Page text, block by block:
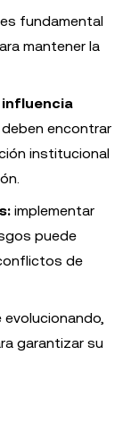
es fundamental
mantener la
encontrar
institucional
implementar
puede
de
evolucionando,
garantizar su